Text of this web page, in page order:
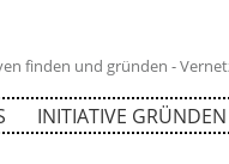
finden und gründen -
INITIATIVE GRÜNDEN